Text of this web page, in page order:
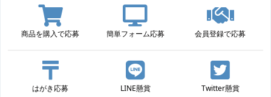
商品を購入で応募 簡単フォーム応募 会員登録で応募
はがき応募 LINE懸賞 Twitter懸賞